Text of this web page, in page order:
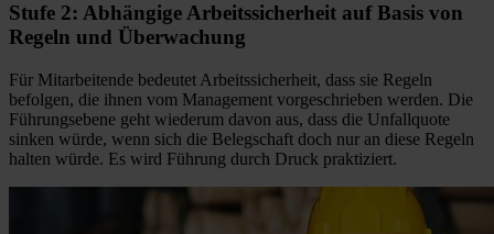
Stufe 2: Abhängige Arbeitssicherheit auf Basis von
Regeln und Überwachung
Für Mitarbeitende bedeutet Arbeitssicherheit, dass sie Regeln
befolgen, die ihnen vom Management vorgeschrieben werden. Die
Führungsebene geht wiederum davon aus, dass die Unfallquote
sinken würde, wenn sich die Belegschaft doch nur an diese Regeln
halten würde. Es wird Führung durch Druck praktiziert.